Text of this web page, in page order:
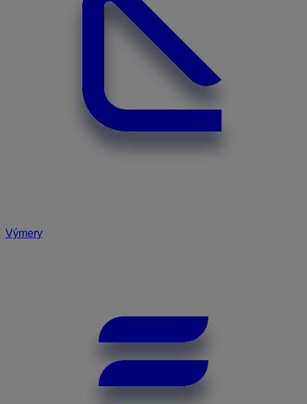
Výmery